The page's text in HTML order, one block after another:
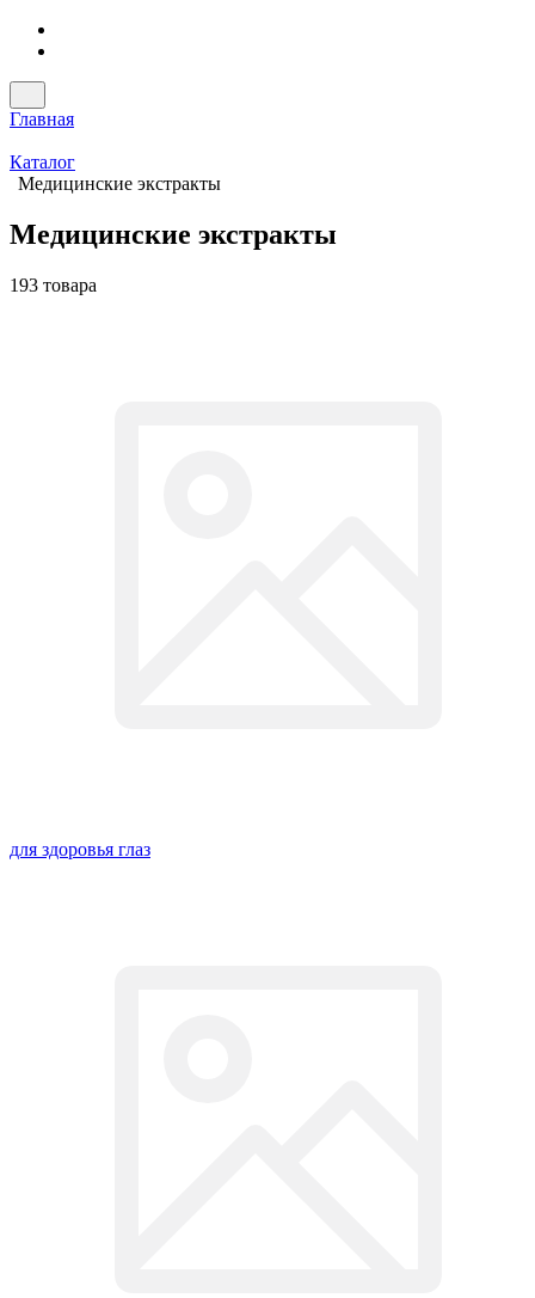
Главная
Каталог
Медицинские экстракты
Медицинские экстракты
193 товара
для здоровья глаз